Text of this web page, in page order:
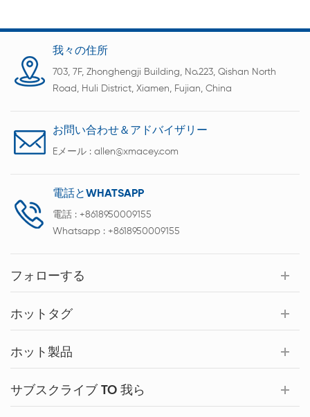
我々の住所
703, 7F, Zhonghengji Building, No.223, Qishan North
Road, Huli District, Xiamen, Fujian, China
お問い合わせ＆アドバイザリー
Eメール : allen@xmacey.com
電話とWHATSAPP
電話 : +8618950009155
Whatsapp : +8618950009155
フォローする
ホットタグ
ホット製品
サブスクライブ TO 我ら